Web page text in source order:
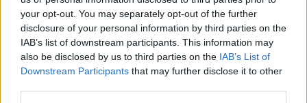
your opt-out. You may separately opt-out of the further
disclosure of your personal information by third parties on the
IAB’s list of downstream participants. This information may
also be disclosed by us to third parties on the IAB’s List of
Downstream Participants that may further disclose it to other
Αν τα χάσατε